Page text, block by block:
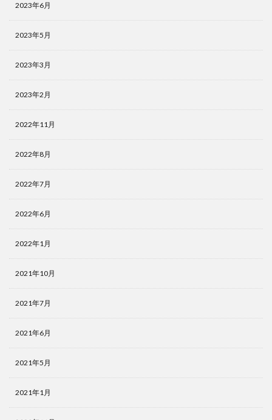
2023年6月
2023年5月
2023年3月
2023年2月
2022年11月
2022年8月
2022年7月
2022年6月
2022年1月
2021年10月
2021年7月
2021年6月
2021年5月
2021年1月